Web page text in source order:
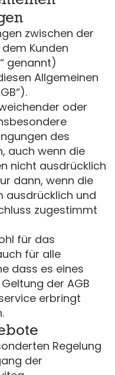
zwischen der
Kunden
genannt)
Allgemeinen
oder
des
auch wenn die
nicht ausdrücklich
dann, wenn die
ausdrücklich und
zugestimmt
für das
für alle
dass es eines
der AGB
erbringt
Regelung
der